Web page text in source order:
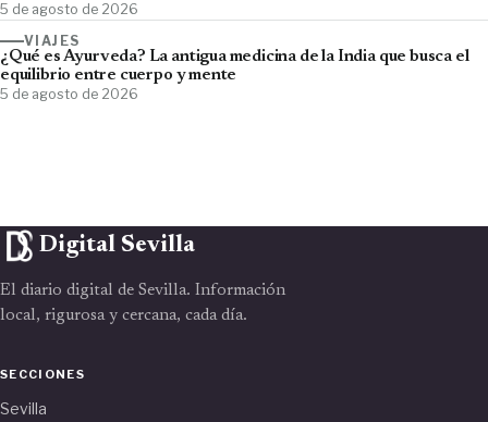
5 de agosto de 2026
VIAJES
¿Qué es Ayurveda? La antigua medicina de la India que busca el
equilibrio entre cuerpo y mente
5 de agosto de 2026
Digital Sevilla
El diario digital de Sevilla. Información
local, rigurosa y cercana, cada día.
SECCIONES
Sevilla